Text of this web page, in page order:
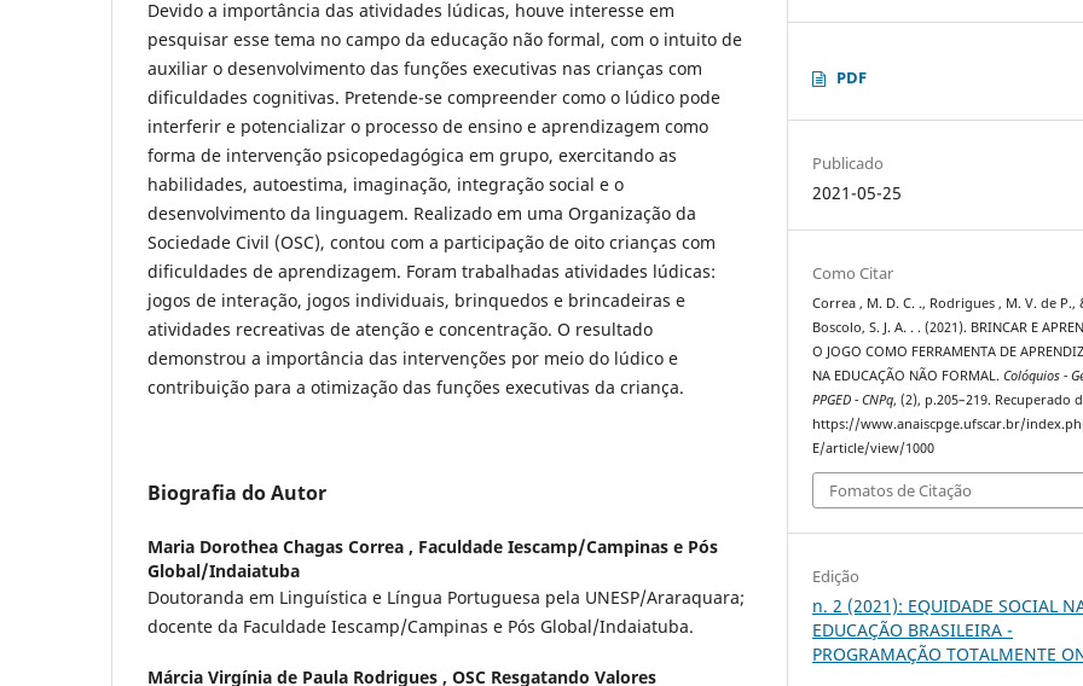
Devido a importância das atividades lúdicas, houve interesse em
pesquisar esse tema no campo da educação não formal, com o intuito de
auxiliar o desenvolvimento das funções executivas nas crianças com
dificuldades cognitivas. Pretende-se compreender como o lúdico pode
interferir e potencializar o processo de ensino e aprendizagem como
forma de intervenção psicopedagógica em grupo, exercitando as
habilidades, autoestima, imaginação, integração social e o
desenvolvimento da linguagem. Realizado em uma Organização da
Sociedade Civil (OSC), contou com a participação de oito crianças com
dificuldades de aprendizagem. Foram trabalhadas atividades lúdicas:
jogos de interação, jogos individuais, brinquedos e brincadeiras e
atividades recreativas de atenção e concentração. O resultado
demonstrou a importância das intervenções por meio do lúdico e
contribuição para a otimização das funções executivas da criança.
Biografia do Autor
Maria Dorothea Chagas Correa , Faculdade Iescamp/Campinas e Pós
Global/Indaiatuba
Doutoranda em Linguística e Língua Portuguesa pela UNESP/Araraquara;
docente da Faculdade Iescamp/Campinas e Pós Global/Indaiatuba.
Márcia Virgínia de Paula Rodrigues , OSC Resgatando Valores
PDF
Publicado
2021-05-25
Como Citar
Correa , M. D. C. ., Rodrigues , M. V. de P.,
Boscolo, S. J. A. . . (2021). BRINCAR E
O JOGO COMO FERRAMENTA DE
NA EDUCAÇÃO NÃO FORMAL.Colóquios -
PPGED - CNPq, (2), p.205–219. Recuperado
https://www.anaiscpge.ufscar.br/
E/article/view/1000
Fomatos de Citação
Edição
n. 2 (2021): EQUIDADE SOCIAL
EDUCAÇÃO BRASILEIRA -
PROGRAMAÇÃO TOTALMENTE